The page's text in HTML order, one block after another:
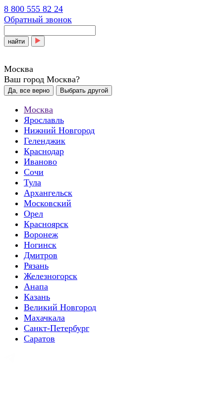
8 800 555 82 24
Обратный звонок
найти
Москва
Ваш город Москва?
Да, все верно Выбрать другой
Москва
Ярославль
Нижний Новгород
Геленджик
Краснодар
Иваново
Сочи
Тула
Архангельск
Московский
Орел
Красноярск
Воронеж
Ногинск
Дмитров
Рязань
Железногорск
Анапа
Казань
Великий Новгород
Махачкала
Санкт-Петербург
Саратов